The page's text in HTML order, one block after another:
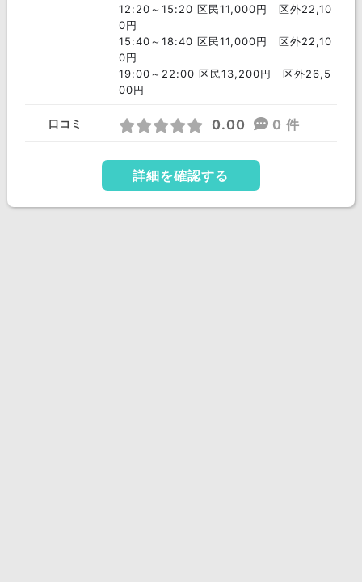
12:20～15:20 区民11,000円 区外22,10
0円
15:40～18:40 区民11,000円 区外22,10
0円
19:00～22:00 区民13,200円 区外26,5
00円
口コミ 0.00 0 件
詳細を確認する